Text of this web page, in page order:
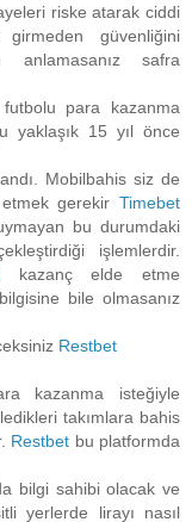
riske atarak ciddi
güvenliğini
safra
para kazanma
yaklaşık 15 yıl önce
Mobilbahis siz de
gerekir Timebet
bu durumdaki
işlemlerdir.
kazanç elde etme
bile olmasanız
Restbet
kazanma isteğiyle
takımlara bahis
Restbet bu platformda
bilgi sahibi olacak ve
yerlerde lirayı nasıl